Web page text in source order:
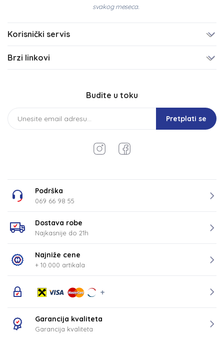
svakog meseca.
Korisnički servis
Brzi linkovi
Budite u toku
Pretplati se
Podrška
069 66 98 55
Dostava robe
Najkasnije do 21h
Najniže cene
+ 10.000 artikala
Garancija kvaliteta
Garancija kvaliteta